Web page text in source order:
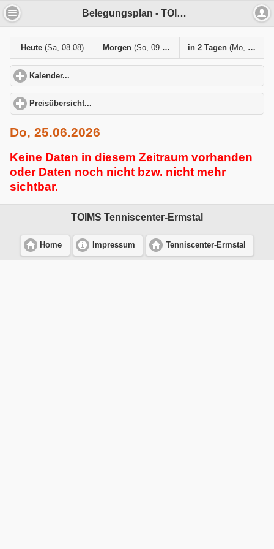
Belegungsplan - TOIMS Tenniscenter-Ermstal
Heute(Sa, 08.08) Morgen(So, 09.08) in 2 Tagen (Mo, 10.08)
Kalender...
Preisübersicht...
Do, 25.06.2026
Keine Daten in diesem Zeitraum vorhanden
oder Daten noch nicht bzw. nicht mehr
sichtbar.
TOIMS Tenniscenter-Ermstal
Home Impressum Tenniscenter-Ermstal